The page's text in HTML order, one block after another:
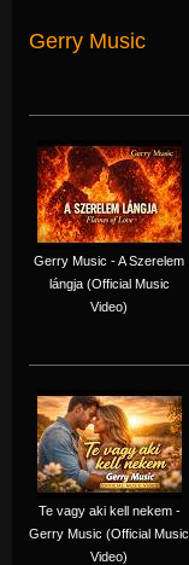
Gerry Music
Gerry Music - A Szerelem
lángja (Official Music
Video)
Te vagy aki kell nekem -
Gerry Music (Official Music
Video)